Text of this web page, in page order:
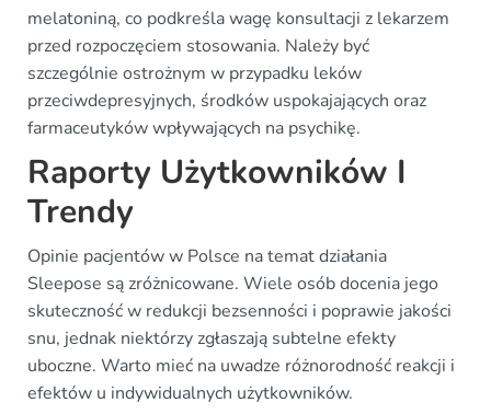
melatoniną, co podkreśla wagę konsultacji z lekarzem
przed rozpoczęciem stosowania. Należy być
szczególnie ostrożnym w przypadku leków
przeciwdepresyjnych, środków uspokajających oraz
farmaceutyków wpływających na psychikę.
Raporty Użytkowników I
Trendy
Opinie pacjentów w Polsce na temat działania
Sleepose są zróżnicowane. Wiele osób docenia jego
skuteczność w redukcji bezsenności i poprawie jakości
snu, jednak niektórzy zgłaszają subtelne efekty
uboczne. Warto mieć na uwadze różnorodność reakcji i
efektów u indywidualnych użytkowników.